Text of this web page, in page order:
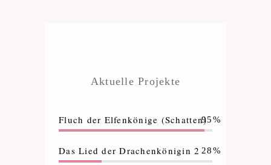
Aktuelle Projekte
Fluch der Elfenkönige (Schatten)95%
Das Lied der Drachenkönigin 2 28%